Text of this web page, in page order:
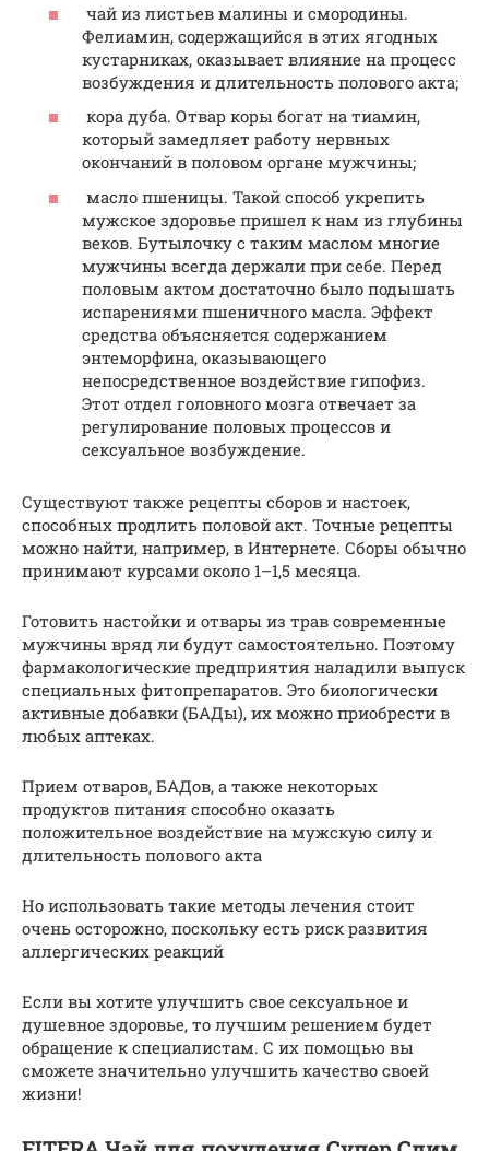
чай из листьев малины и смородины.
Фелиамин, содержащийся в этих ягодных
кустарниках, оказывает влияние на процесс
возбуждения и длительность полового акта;
кора дуба. Отвар коры богат на тиамин,
который замедляет работу нервных
окончаний в половом органе мужчины;
масло пшеницы. Такой способ укрепить
мужское здоровье пришел к нам из глубины
веков. Бутылочку с таким маслом многие
мужчины всегда держали при себе. Перед
половым актом достаточно было подышать
испарениями пшеничного масла. Эффект
средства объясняется содержанием
энтеморфина, оказывающего
непосредственное воздействие гипофиз.
Этот отдел головного мозга отвечает за
регулирование половых процессов и
сексуальное возбуждение.
Существуют также рецепты сборов и настоек,
способных продлить половой акт. Точные рецепты
можно найти, например, в Интернете. Сборы обычно
принимают курсами около 1–1,5 месяца.
Готовить настойки и отвары из трав современные
мужчины вряд ли будут самостоятельно. Поэтому
фармакологические предприятия наладили выпуск
специальных фитопрепаратов. Это биологически
активные добавки (БАДы), их можно приобрести в
любых аптеках.
Прием отваров, БАДов, а также некоторых
продуктов питания способно оказать
положительное воздействие на мужскую силу и
длительность полового акта
Но использовать такие методы лечения стоит
очень осторожно, поскольку есть риск развития
аллергических реакций
Если вы хотите улучшить свое сексуальное и
душевное здоровье, то лучшим решением будет
обращение к специалистам. С их помощью вы
сможете значительно улучшить качество своей
жизни!